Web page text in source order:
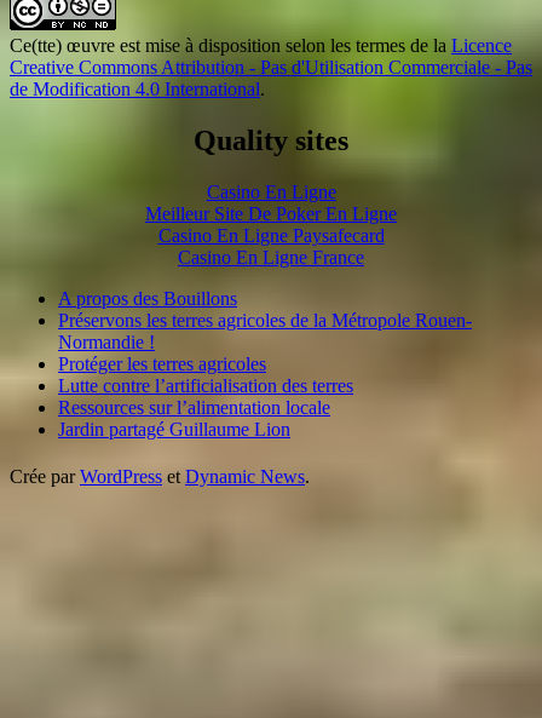
Ce(tte) œuvre est mise à disposition selon les termes de la Licence
Creative Commons Attribution - Pas d'Utilisation Commerciale - Pas
de Modification 4.0 International.
Quality sites
Casino En Ligne
Meilleur Site De Poker En Ligne
Casino En Ligne Paysafecard
Casino En Ligne France
A propos des Bouillons
Préservons les terres agricoles de la Métropole Rouen-
Normandie !
Protéger les terres agricoles
Lutte contre l’artificialisation des terres
Ressources sur l’alimentation locale
Jardin partagé Guillaume Lion
Crée parWordPress et Dynamic News.